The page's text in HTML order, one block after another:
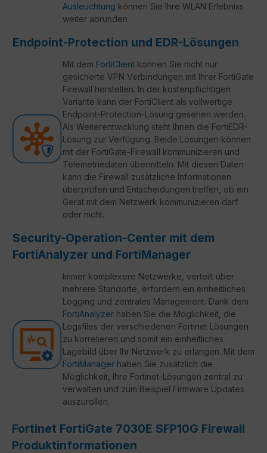
Ausleuchtung können Sie Ihre WLAN Erlebniss
weiter abrunden
Endpoint-Protection und EDR-Lösungen
Mit dem FortiClient können Sie nicht nur
gesicherte VPN Verbindungen mit Ihrer FortiGate
Firewall herstellen. In der kostenpflichtigen
Variante kann der FortiClient als vollwertige
Endpoint-Protection-Lösung gesehen werden.
Als Weiterentwicklung steht Ihnen die FortiEDR-
Lösung zur Verfügung. Beide Lösungen können
mit der FortiGate-Firewall kommunizieren und
Telemetriedaten übermitteln. Mit diesen Daten
kann die Firewall zusätzliche Informationen
überprüfen und Entscheidungen treffen, ob ein
Gerät mit dem Netzwerk kommunizieren darf
oder nicht.
Security-Operation-Center mit dem
FortiAnalyzer und FortiManager
Immer komplexere Netzwerke, verteilt über
mehrere Standorte, erfordern ein einheitliches
Logging und zentrales Management. Dank dem
FortiAnalyzer haben Sie die Möglichkeit, die
Logsfiles der verschiedenen Fortinet Lösungen
zu korrelieren und somit ein einheitliches
Lagebild über Ihr Netzwerk zu erlangen. Mit dem
FortiManager haben Sie zusätzlich die
Möglichkeit, Ihre Fortinet-Lösungen zentral zu
verwalten und zum Beispiel Firmware Updates
auszurollen.
Fortinet FortiGate 7030E SFP10G Firewall
Produktinformationen